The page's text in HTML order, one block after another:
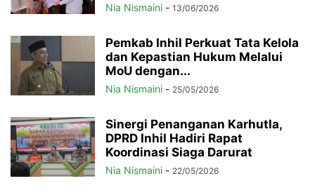
Nia Nismaini - 13/06/2026
Pemkab Inhil Perkuat Tata Kelola
dan Kepastian Hukum Melalui
MoU dengan...
Nia Nismaini - 25/05/2026
Sinergi Penanganan Karhutla,
DPRD Inhil Hadiri Rapat
Koordinasi Siaga Darurat
Nia Nismaini - 22/05/2026